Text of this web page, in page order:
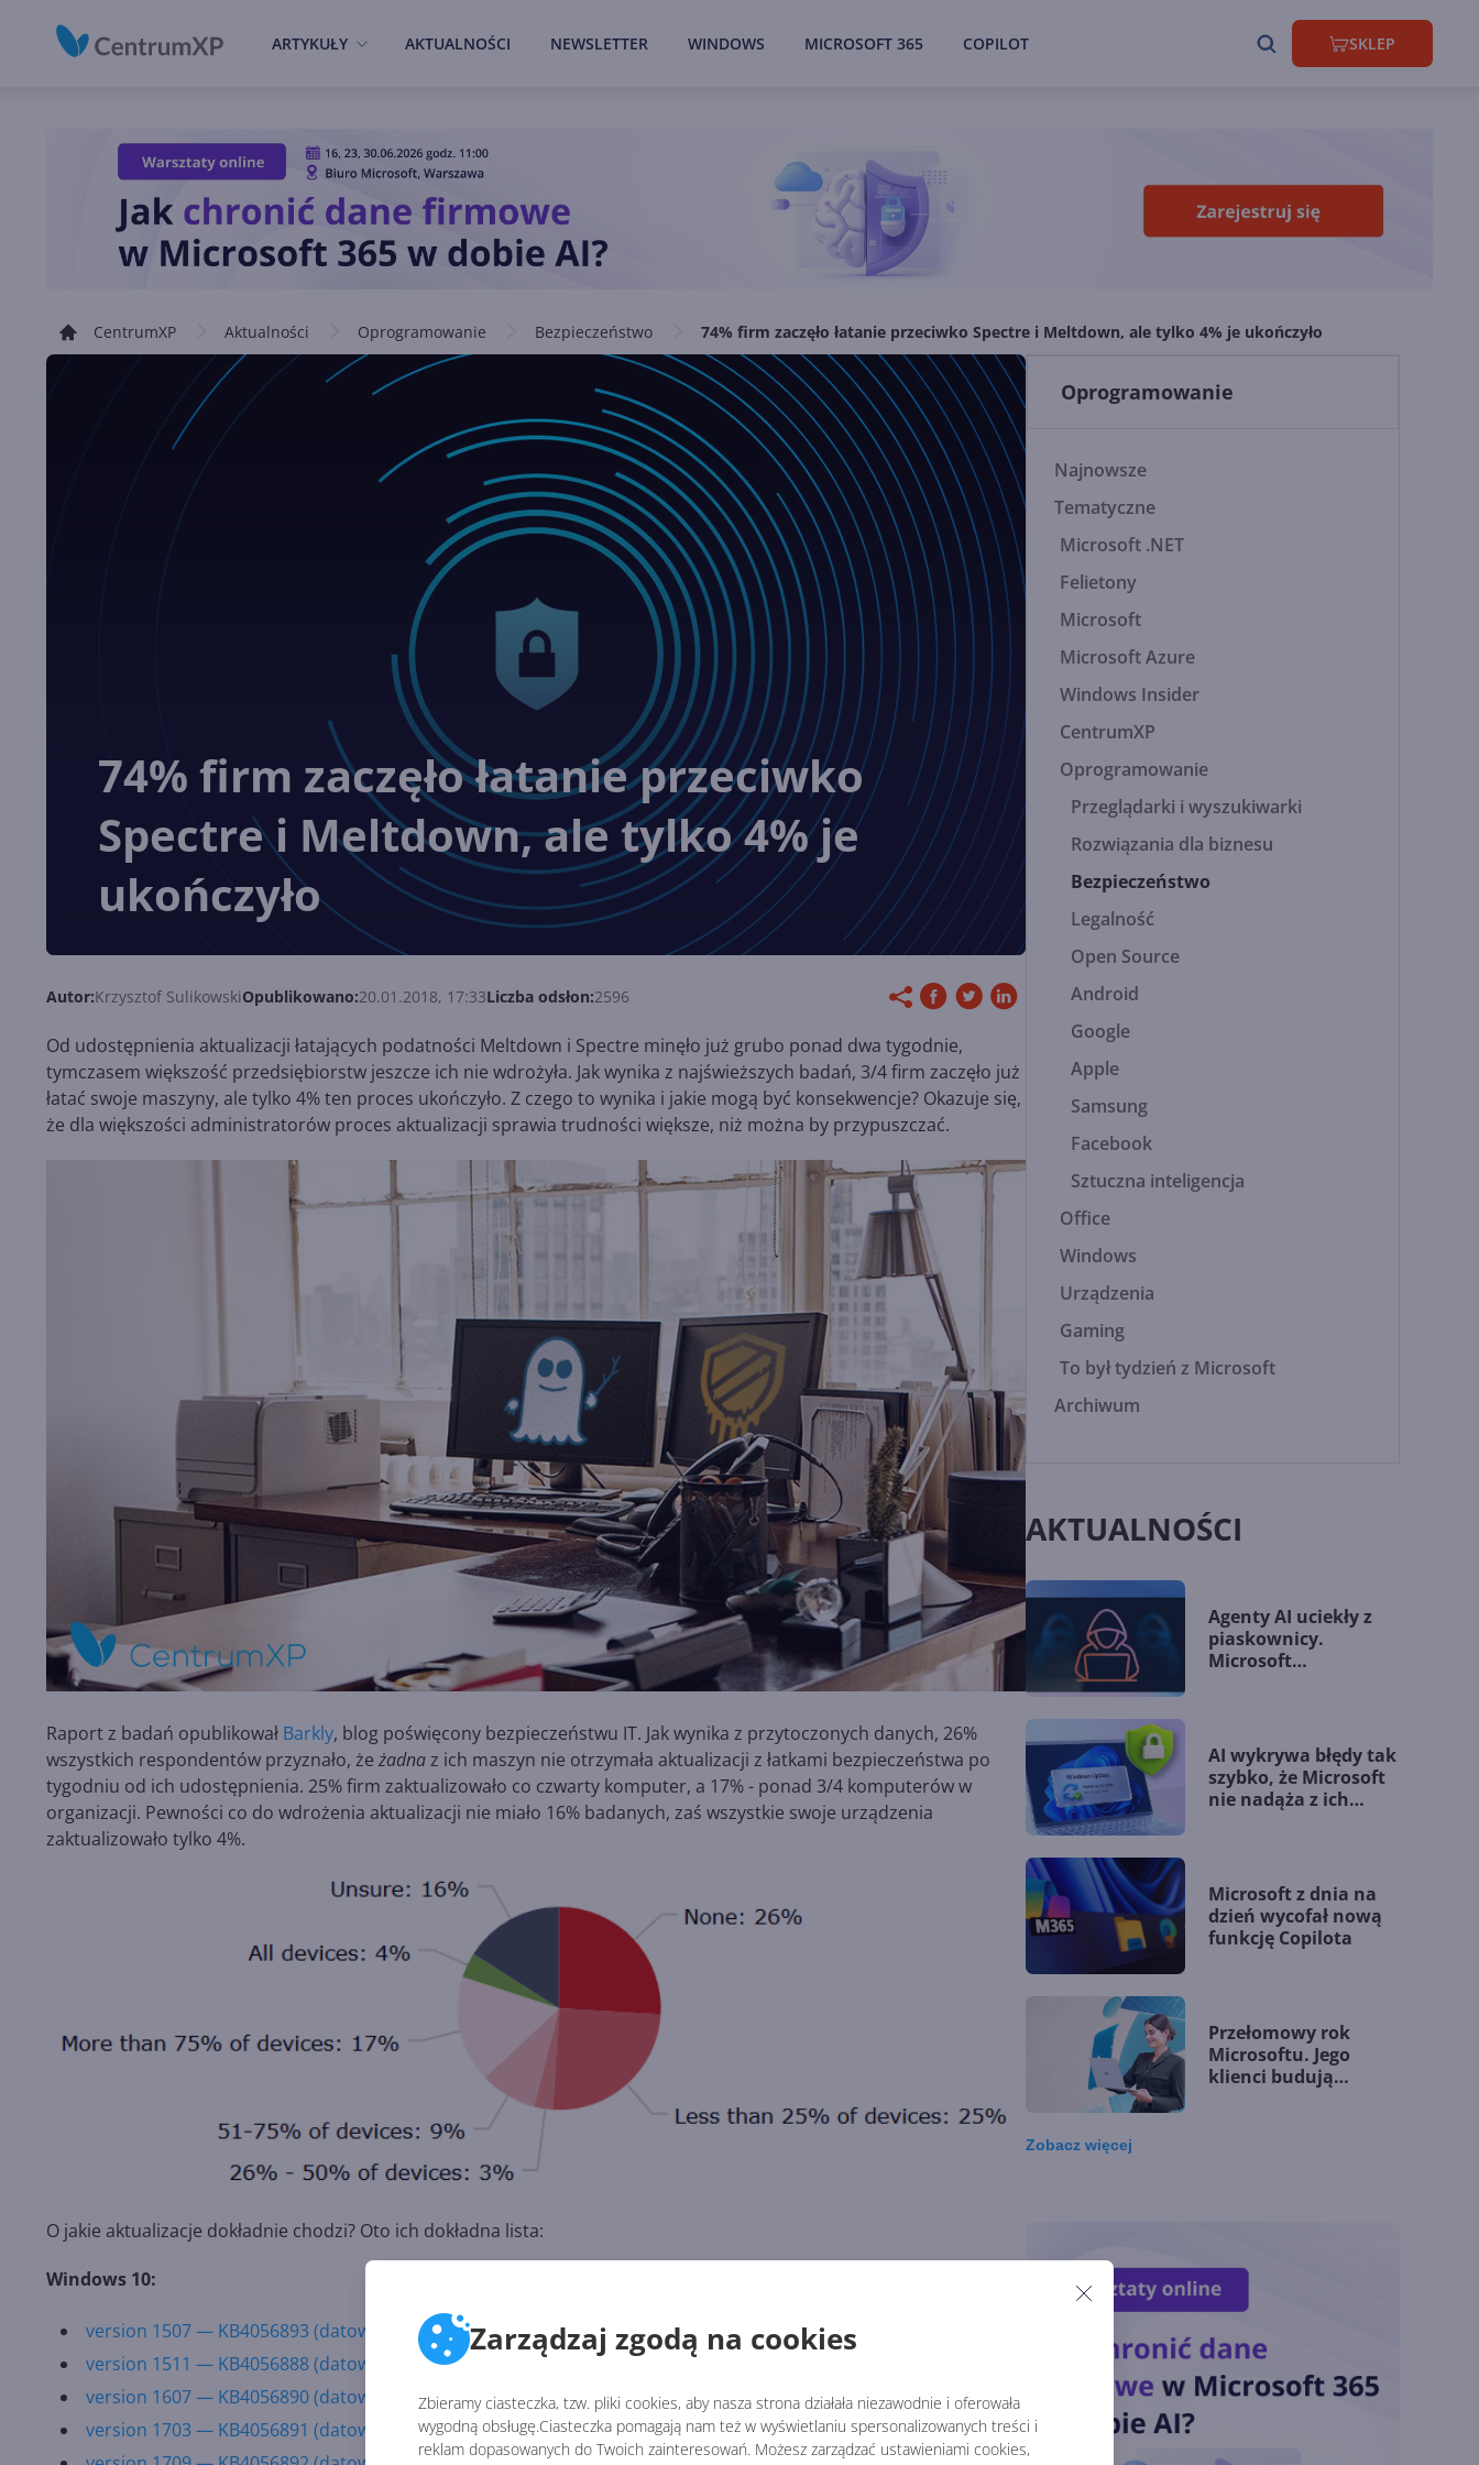
Zarządzaj zgodą na cookies
Zbieramy ciasteczka, tzw. pliki cookies, aby nasza strona działała niezawodnie i oferowała
wygodną obsługę.Ciasteczka pomagają nam też w wyświetlaniu spersonalizowanych treści i
reklam dopasowanych do Twoich zainteresowań. Możesz zarządzać ustawieniami cookies,
ARTYKUŁY AKTUALNOŚCI NEWSLETTER WINDOWS MICROSOFT 365 COPILOT SKLEP
CentrumXP Aktualności Oprogramowanie Bezpieczeństwo 74% firm zaczęło łatanie przeciwko Spectre i Meltdown, ale tylko 4% je ukończyło
74% firm zaczęło łatanie przeciwko
Spectre i Meltdown, ale tylko 4% je
ukończyło
Autor:Krzysztof SulikowskiOpublikowano:20.01.2018, 17:33Liczba odsłon:2596
Od udostępnienia aktualizacji łatających podatności Meltdown i Spectre minęło już grubo ponad dwa tygodnie,
tymczasem większość przedsiębiorstw jeszcze ich nie wdrożyła. Jak wynika z najświeższych badań, 3/4 firm zaczęło już
łatać swoje maszyny, ale tylko 4% ten proces ukończyło. Z czego to wynika i jakie mogą być konsekwencje? Okazuje się,
że dla większości administratorów proces aktualizacji sprawia trudności większe, niż można by przypuszczać.
Raport z badań opublikował Barkly, blog poświęcony bezpieczeństwu IT. Jak wynika z przytoczonych danych, 26%
wszystkich respondentów przyznało, że żadnaz ich maszyn nie otrzymała aktualizacji z łatkami bezpieczeństwa po
tygodniu od ich udostępnienia. 25% firm zaktualizowało co czwarty komputer, a 17% - ponad 3/4 komputerów w
organizacji. Pewności co do wdrożenia aktualizacji nie miało 16% badanych, zaś wszystkie swoje urządzenia
zaktualizowało tylko 4%.
O jakie aktualizacje dokładnie chodzi? Oto ich dokładna lista:
Windows 10:
version 1507 — KB4056893 (datowany na 3 stycznia 2018)
version 1511 — KB4056888 (datowany na 3 stycznia 2018)
version 1607 — KB4056890 (datowany na 3 stycznia 2018)
version 1703 — KB4056891 (datowany na 3 stycznia 2018)
Oprogramowanie
Najnowsze
Tematyczne
Microsoft .NET
Felietony
Microsoft
Microsoft Azure
Windows Insider
CentrumXP
Oprogramowanie
Przeglądarki i wyszukiwarki
Rozwiązania dla biznesu
Bezpieczeństwo
Legalność
Open Source
Android
Google
Apple
Samsung
Facebook
Sztuczna inteligencja
Office
Windows
Urządzenia
Gaming
To był tydzień z Microsoft
Archiwum
AKTUALNOŚCI
Agenty AI uciekły z
piaskownicy.
Microsoft
AI wykrywa błędy tak
szybko, że Microsoft
nie nadąża z ich
Microsoft z dnia na
dzień wycofał nową
funkcję Copilota
Przełomowy rok
Microsoftu. Jego
klienci budują
OpenAI zapowiada
model Astra.
Rozwiązał 10 starych
problemów
matematycznych
Zobaczwięcej